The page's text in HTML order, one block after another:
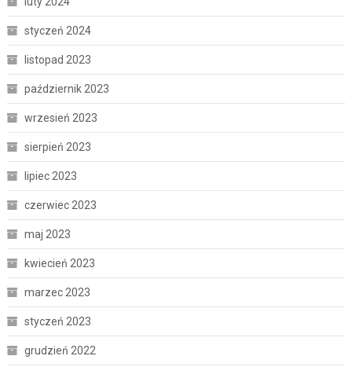
styczeń 2024
listopad 2023
październik 2023
wrzesień 2023
sierpień 2023
lipiec 2023
czerwiec 2023
maj 2023
kwiecień 2023
marzec 2023
styczeń 2023
grudzień 2022